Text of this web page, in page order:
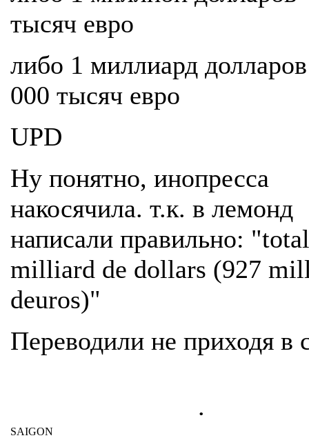
тысяч евро
либо 1 миллиард
000 тысяч евро
UPD
Ну понятно, инопресса
накосячила. т.к. в лемонд
написали правильно:
milliard de dollars (927
deuros)"
Переводили не приходя в
.
SAIGON